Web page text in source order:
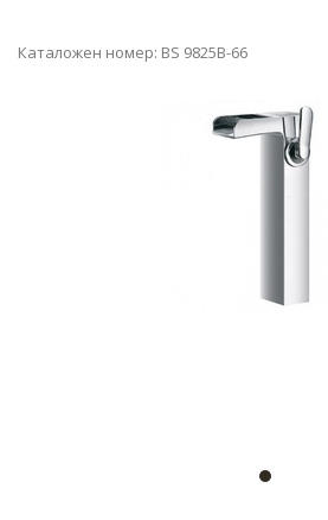
Каталожен номер: BS 9825B-66